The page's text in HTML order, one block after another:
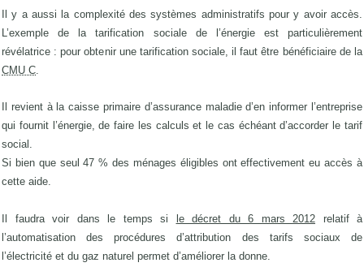
Il y a aussi la complexité des systèmes administratifs pour y avoir accès.
L’exemple de la tarification sociale de l’énergie est particulièrement
révélatrice : pour obtenir une tarification sociale, il faut être bénéficiaire de la
CMU C
Il revient à la caisse primaire d’assurance maladie d’en informer l’entreprise
qui fournit l’énergie, de faire les calculs et le cas échéant d’accorder le tarif
social.
Si bien que seul 47 % des ménages éligibles ont effectivement eu accès à
cette aide.
Il faudra voir dans le temps si le décret du 6 mars 2012 relatif à
l’automatisation des procédures d’attribution des tarifs sociaux de
l’électricité et du gaz naturel permet d’améliorer la donne.